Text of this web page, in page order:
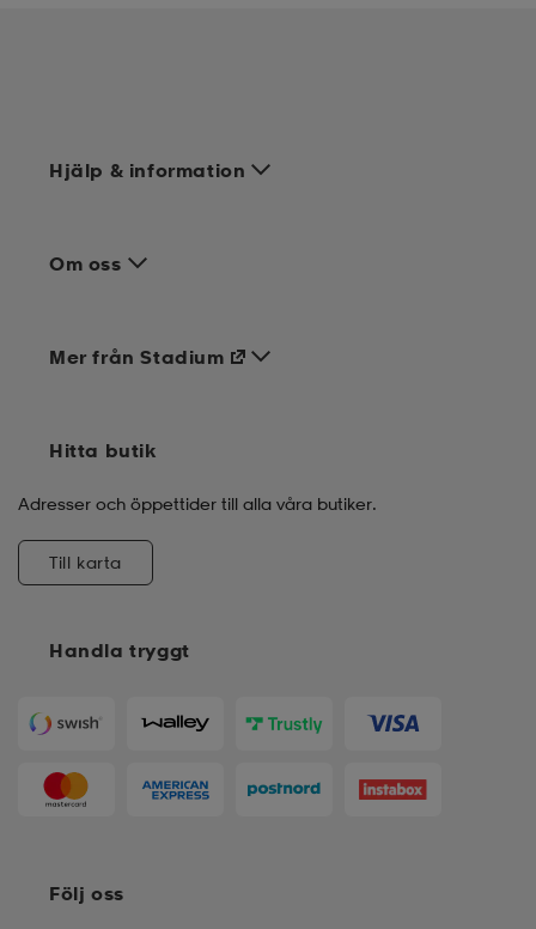
Hjälp & information
Om oss
Handla tryggt
Mer från Stadium
Hitta butik
Adresser och öppettider till alla våra butiker.
Till karta
Följ oss